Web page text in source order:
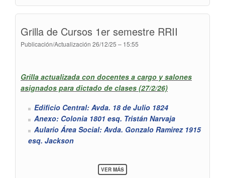
SEMESTRE
RRLL
Grilla de Cursos 1er semestre RRII
Publicación/Actualización 26/12/25 – 15:55
Grilla actualizada con docentes a cargo y salones
asignados para dictado de clases (27/2/26)
Edificio Central: Avda. 18 de Julio 1824
Anexo: Colonia 1801 esq. Tristán Narvaja
Aulario Área Social: Avda. Gonzalo Ramirez 1915
esq. Jackson
VER MÁSSOBRE
GRILLA